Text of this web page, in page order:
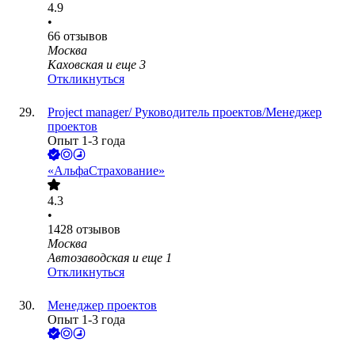
4.9
•
66 отзывов
Москва
Каховская и еще 3
Откликнуться
Project manager/ Руководитель проектов/Менеджер
проектов
Опыт 1-3 года
«АльфаСтрахование»
4.3
•
1428 отзывов
Москва
Автозаводская и еще 1
Откликнуться
Менеджер проектов
Опыт 1-3 года